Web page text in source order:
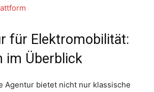
für Elektromobilität:
im Überblick
Agentur bietet nicht nur klassische